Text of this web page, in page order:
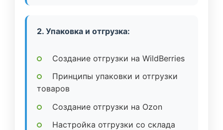
2. Упаковка и отгрузка:
Создание отгрузки на WildBerries
Принципы упаковки и отгрузки
товаров
Создание отгрузки на Ozon
Настройка отгрузки со склада